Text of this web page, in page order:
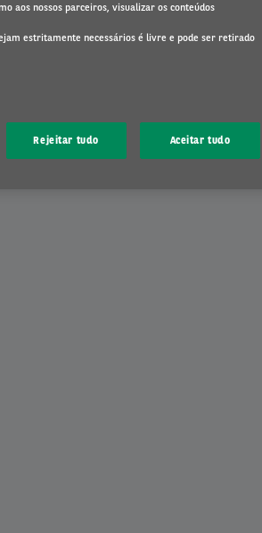
aos nossos parceiros, visualizar os conteúdos
estritamente necessários é livre e pode ser retirado
Rejeitar tudo Aceitar tudo